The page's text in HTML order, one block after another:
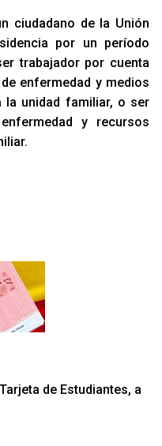
ciudadano de la Unión
por un período
trabajador por cuenta
enfermedad y medios
la unidad familiar, o ser
y recursos
de Estudiantes, a